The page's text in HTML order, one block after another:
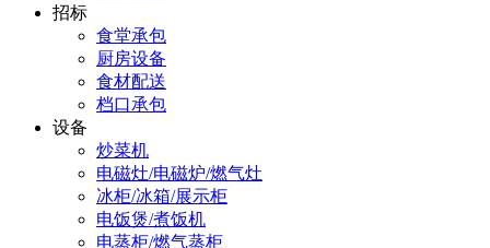
招标
食堂承包
厨房设备
食材配送
档口承包
设备
炒菜机
电磁灶/电磁炉/燃气灶
冰柜/冰箱/展示柜
电饭煲/煮饭机
电蒸柜/燃气蒸柜